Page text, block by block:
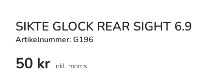
SIKTE GLOCK REAR SIGHT 6.9
Artikelnummer: G196
50 kr inkl. moms